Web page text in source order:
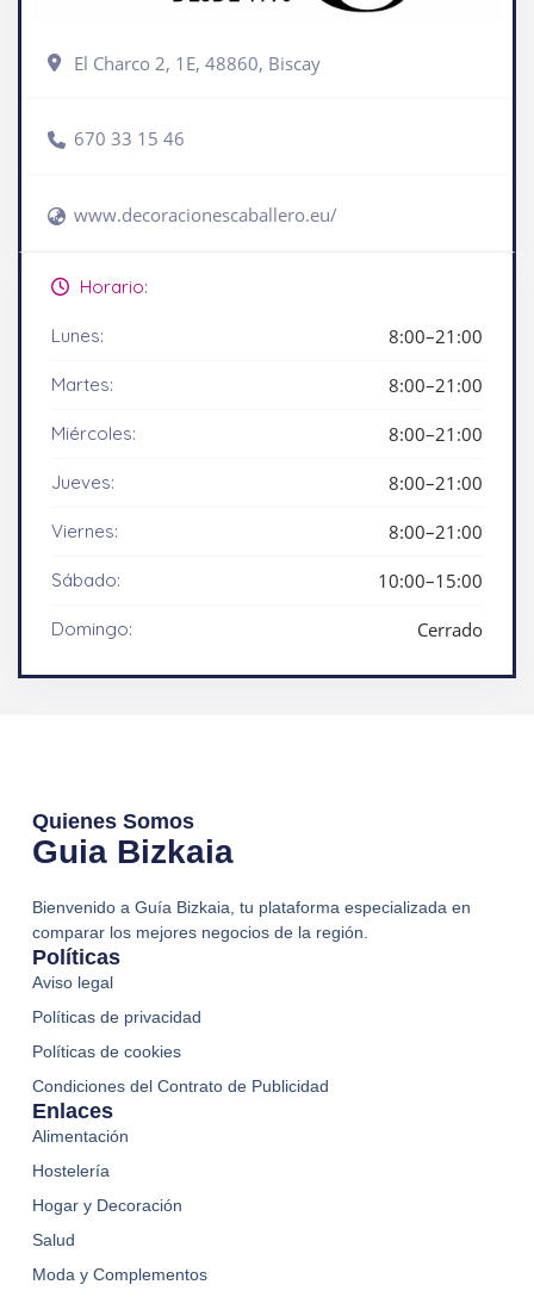
El Charco 2, 1E, 48860, Biscay
670 33 15 46
www.decoracionescaballero.eu/
Horario:
Lunes: 8:00–21:00
Martes: 8:00–21:00
Miércoles: 8:00–21:00
Jueves: 8:00–21:00
Viernes: 8:00–21:00
Sábado: 10:00–15:00
Domingo: Cerrado
Quienes Somos
Guia Bizkaia
Bienvenido a Guía Bizkaia, tu plataforma especializada en
comparar los mejores negocios de la región.
Enlaces
Alimentación
Hostelería
Hogar y Decoración
Salud
Moda y Complementos
Políticas
Aviso legal
Políticas de privacidad
Políticas de cookies
Condiciones del Contrato de Publicidad